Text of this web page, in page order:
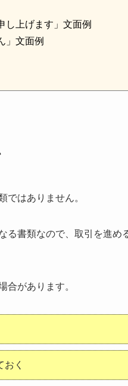
し上げます」文面例
」文面例
ではありません。
る書類なので、取引を進め
合があります。
おく